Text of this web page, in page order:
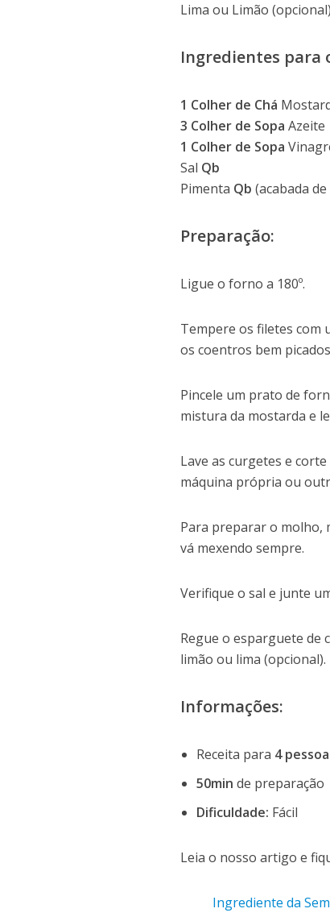
Lima ou Limão (opcional)
Ingredientes para
1 Colher de Chá
3 Colher de Sopa Azeite
1 Colher de Sopa
Sal Qb
Pimenta Qb (acabada
Preparação:
Ligue o forno a 180º.
Tempere os filetes com
os coentros bem
Pincele um prato de
mistura da mostarda e
Lave as curgetes e
máquina própria ou
Para preparar o molho,
vá mexendo sempre.
Verifique o sal e junte
Regue o esparguete de
limão ou lima (opcional).
Informações:
Receita para 4
50min de preparação
Dificuldade: Fácil
Leia o nosso artigo e
Ingrediente da